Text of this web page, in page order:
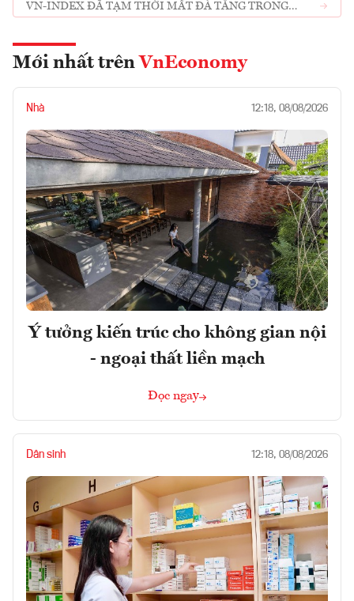
VN-INDEX ĐÃ TẠM THỜI MẤT ĐÀ TĂNG TRONG
Mới nhất trên VnEconomy
Nhà 12:18, 08/08/2026
Ý tưởng kiến trúc cho không gian nội
- ngoại thất liền mạch
Đọc ngay
Dân sinh 12:18, 08/08/2026